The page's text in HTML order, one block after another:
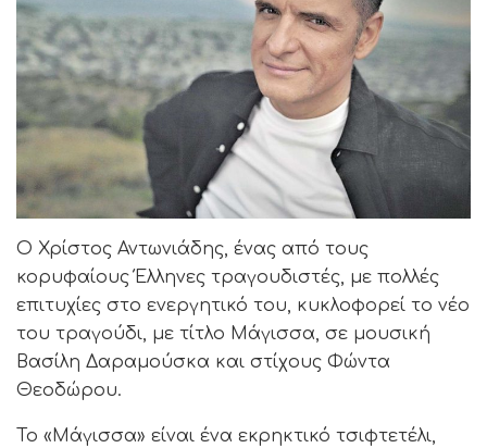
Ο Χρίστος Αντωνιάδης, ένας από τους
κορυφαίους Έλληνες τραγουδιστές, με πολλές
επιτυχίες στο ενεργητικό του, κυκλοφορεί το νέο
του τραγούδι, με τίτλο Μάγισσα, σε μουσική
Βασίλη Δαραμούσκα και στίχους Φώντα
Θεοδώρου.
Το «Μάγισσα» είναι ένα εκρηκτικό τσιφτετέλι,